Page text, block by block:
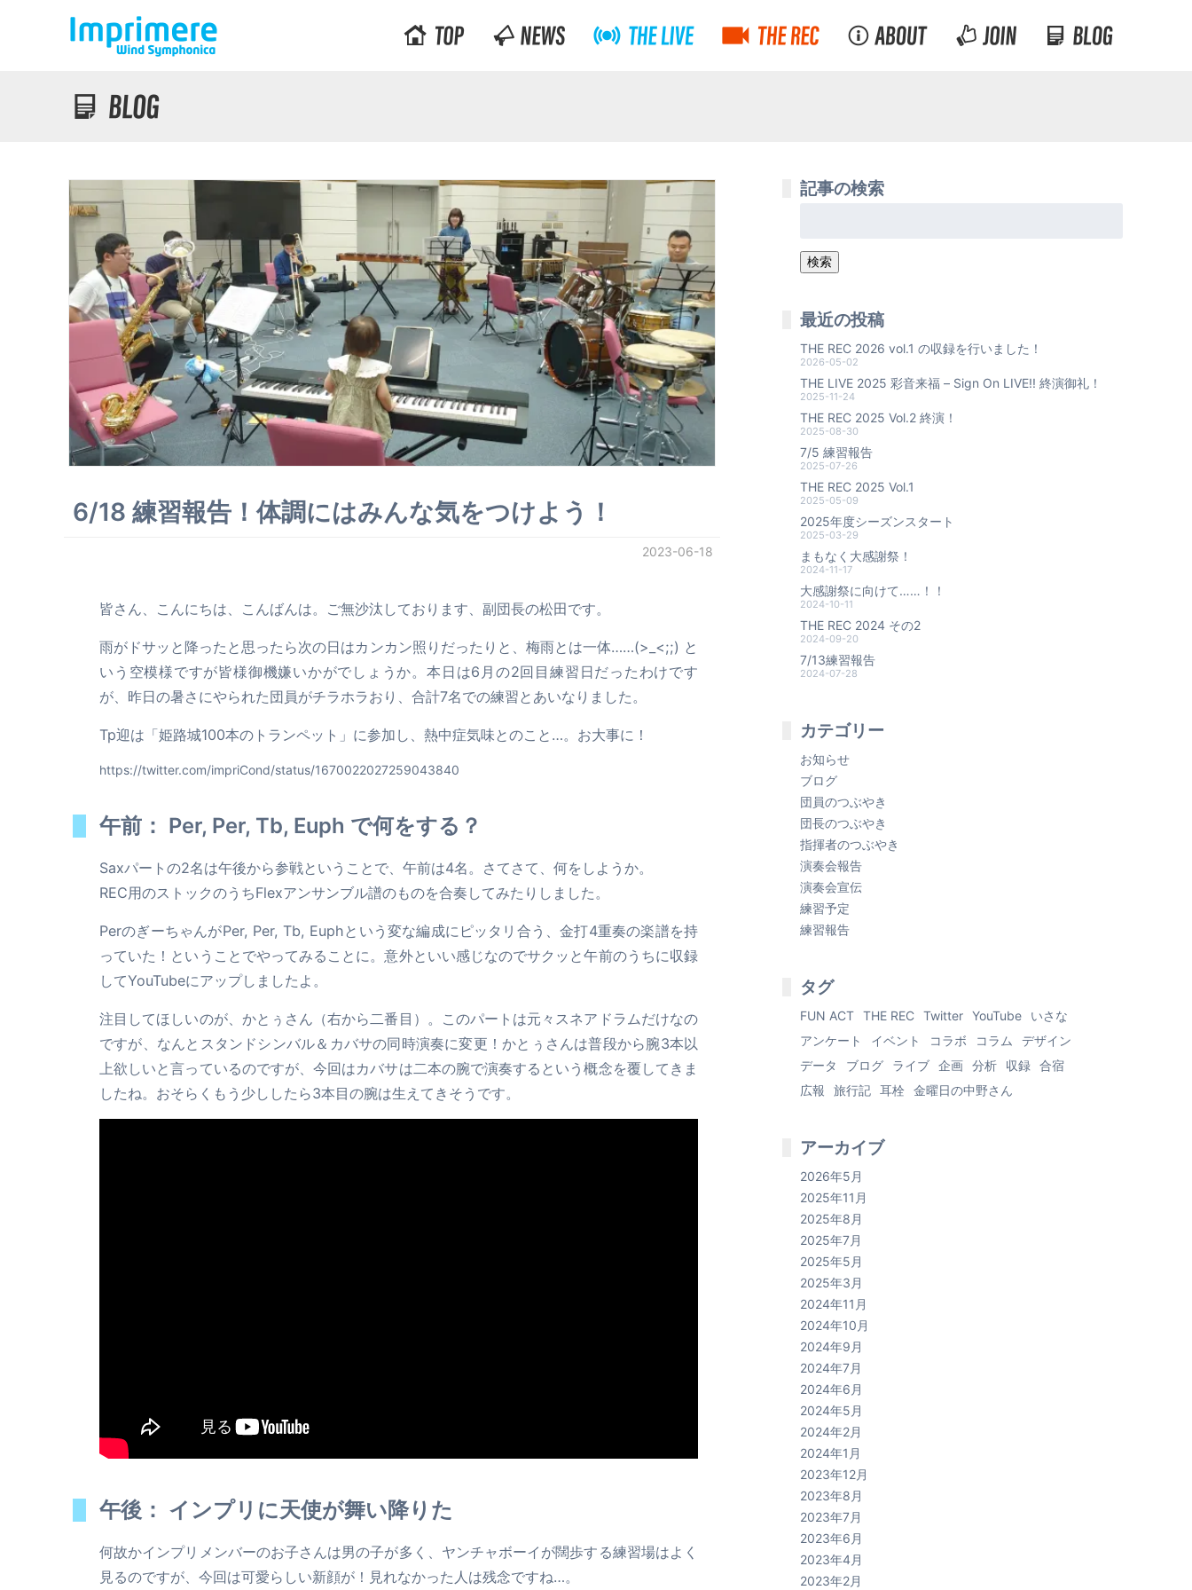
6/18 練習報告！体調にはみんな気をつけよう！
2023-06-18
皆さん、こんにちは、こんばんは。ご無沙汰しております、副団長の松田です。
雨がドサッと降ったと思ったら次の日はカンカン照りだったりと、梅雨とは一体……(>_<;;) と
いう空模様ですが皆様御機嫌いかがでしょうか。本日は6月の2回目練習日だったわけです
が、昨日の暑さにやられた団員がチラホラおり、合計7名での練習とあいなりました。
Tp迎は「姫路城100本のトランペット」に参加し、熱中症気味とのこと…。お大事に！
https://twitter.com/impriCond/status/1670022027259043840
午前： Per, Per, Tb, Euph で何をする？
Saxパートの2名は午後から参戦ということで、午前は4名。さてさて、何をしようか。
REC用のストックのうちFlexアンサンブル譜のものを合奏してみたりしました。
PerのぎーちゃんがPer, Per, Tb, Euphという変な編成にピッタリ合う、金打4重奏の楽譜を持
っていた！ということでやってみることに。意外といい感じなのでサクッと午前のうちに収録
してYouTubeにアップしましたよ。
注目してほしいのが、かとぅさん（右から二番目）。このパートは元々スネアドラムだけなの
ですが、なんとスタンドシンバル＆カバサの同時演奏に変更！かとぅさんは普段から腕3本以
上欲しいと言っているのですが、今回はカバサは二本の腕で演奏するという概念を覆してきま
したね。おそらくもう少ししたら3本目の腕は生えてきそうです。
午後： インプリに天使が舞い降りた
何故かインプリメンバーのお子さんは男の子が多く、ヤンチャボーイが闊歩する練習場はよく
見るのですが、今回は可愛らしい新顔が！見れなかった人は残念ですね…。
記事の検索
検索
最近の投稿
THE REC 2026 vol.1 の収録を行いました！
2026-05-02
THE LIVE 2025 彩音来福 – Sign On LIVE!! 終演御礼！
2025-11-24
THE REC 2025 Vol.2 終演！
2025-08-30
7/5 練習報告
2025-07-26
THE REC 2025 Vol.1
2025-05-09
2025年度シーズンスタート
2025-03-29
まもなく大感謝祭！
2024-11-17
大感謝祭に向けて……！！
2024-10-11
THE REC 2024 その2
2024-09-20
7/13練習報告
2024-07-28
カテゴリー
お知らせ
ブログ
団員のつぶやき
団長のつぶやき
指揮者のつぶやき
演奏会報告
演奏会宣伝
練習予定
練習報告
タグ
FUN ACT THE REC Twitter YouTube
いさな
アンケート
イベント コラボ コラム
デザイン
データ
ブログ ライブ 企画 分析 収録 合宿
広報
旅行記 耳栓 金曜日の中野さん
アーカイブ
2026年5月
2025年11月
2025年8月
2025年7月
2025年5月
2025年3月
2024年11月
2024年10月
2024年9月
2024年7月
2024年6月
2024年5月
2024年2月
2024年1月
2023年12月
2023年8月
2023年7月
2023年6月
2023年4月
2023年2月